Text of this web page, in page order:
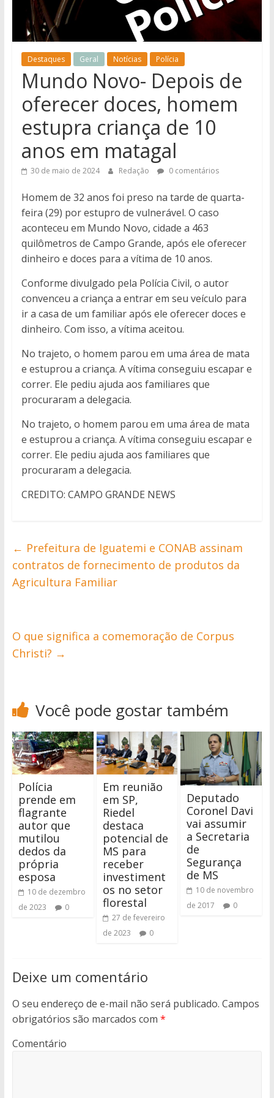
notícias
Iguatemi
região.
Destaques Geral Notícias Polícia
Mundo Novo- Depois de
oferecer doces, homem
estupra criança de 10
anos em matagal
30 de maio de 2024 Redação 0 comentários
Homem de 32 anos foi preso na tarde de quarta-
feira (29) por estupro de vulnerável. O caso
aconteceu em Mundo Novo, cidade a 463
quilômetros de Campo Grande, após ele oferecer
dinheiro e doces para a vítima de 10 anos.
Conforme divulgado pela Polícia Civil, o autor
convenceu a criança a entrar em seu veículo para
ir a casa de um familiar após ele oferecer doces e
dinheiro. Com isso, a vítima aceitou.
No trajeto, o homem parou em uma área de mata
e estuprou a criança. A vítima conseguiu escapar e
correr. Ele pediu ajuda aos familiares que
procuraram a delegacia.
No trajeto, o homem parou em uma área de mata
e estuprou a criança. A vítima conseguiu escapar e
correr. Ele pediu ajuda aos familiares que
procuraram a delegacia.
CREDITO: CAMPO GRANDE NEWS
← Prefeitura de Iguatemi e CONAB assinam
contratos de fornecimento de produtos da
Agricultura Familiar
O que significa a comemoração de Corpus
Christi? →
Você pode gostar também
Polícia
prende em
flagrante
autor que
mutilou
dedos da
própria
esposa
10 de dezembro
de 2023
0
Em reunião
em SP,
Riedel
destaca
potencial de
MS para
receber
investiment
os no setor
florestal
27 de fevereiro
de 2023
0
Deputado
Coronel Davi
vai assumir
a Secretaria
de
Segurança
de MS
10 de novembro
de 2017
0
Deixe um comentário
O seu endereço de e-mail não será publicado. Campos
obrigatórios são marcados com *
Comentário